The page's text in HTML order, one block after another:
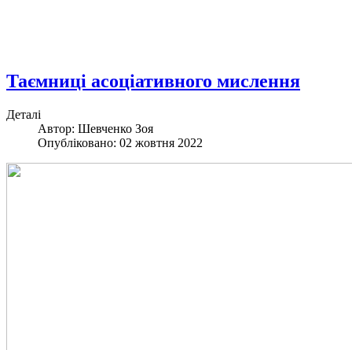
Таємниці асоціативного мислення
Деталі
Автор: Шевченко Зоя
Опубліковано: 02 жовтня 2022